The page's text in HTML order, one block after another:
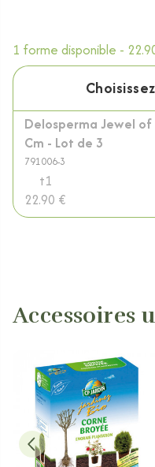
1 forme disponible -
Delosperma Jewel
Cm - Lot de 3
791006-3
t1
22.90 €
Accessoires